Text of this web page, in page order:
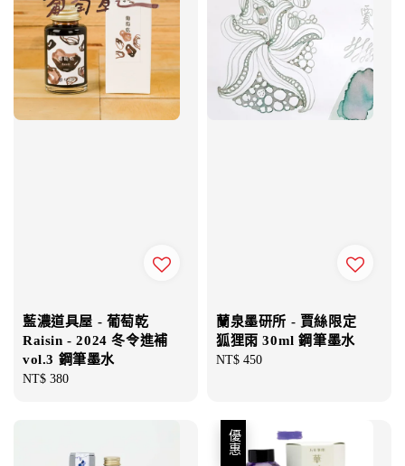
藍濃道具屋 - 葡萄乾
Raisin - 2024 冬令進補
vol.3 鋼筆墨水
Regular
NT$ 380
蘭泉墨研所 - 賈絲限定
狐狸雨 30ml 鋼筆墨水
Regular
NT$ 450
優惠